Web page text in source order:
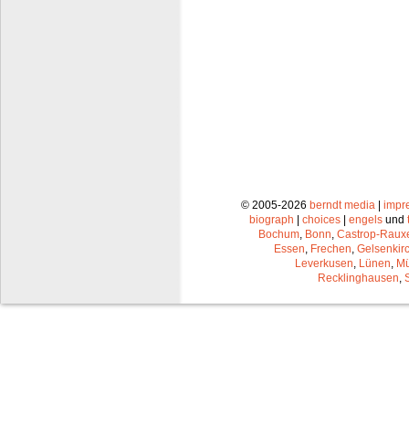
© 2005-2026 berndt media|
biograph
choices engels und
Bochum, Bonn, Castrop-
Essen, Frechen,
Leverkusen, Lünen,
Recklinghausen,